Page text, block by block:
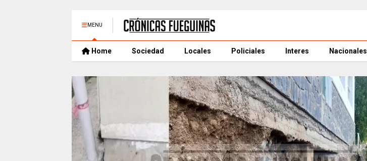
MENU
Home Sociedad Locales Policiales Interes Nacionales